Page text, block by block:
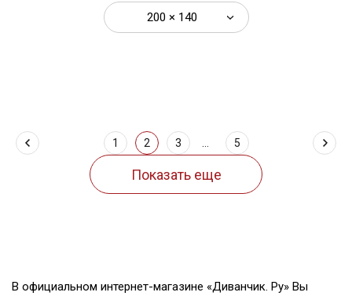
200 × 140
1 2 3 5
В официальном интернет-магазине «Диванчик. Ру» Вы